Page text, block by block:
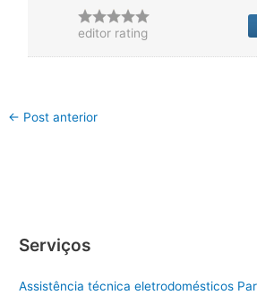
editor rating
← Post anterior
Serviços
Assistência técnica eletrodomésticos